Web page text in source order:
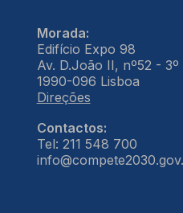
Morada:
Edifício Expo 98
Av. D.João II, nº52 - 3º
1990-096 Lisboa
Direções
Contactos:
Tel: 211 548 700